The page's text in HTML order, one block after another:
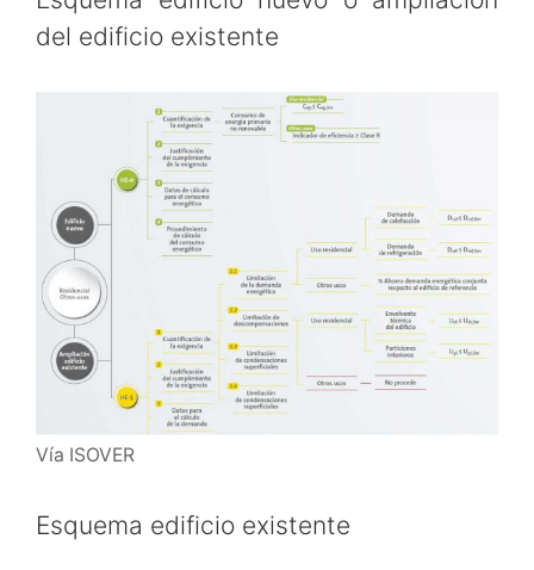
del edificio existente
Vía ISOVER
Esquema edificio existente